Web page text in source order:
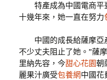
特產成為中國電商平
十幾年來，她一直在努力
中國的成長給薩摩亞
不少丈夫阻止了她。”薩
里納先容，今甜心花園朝
麗果汁廣受包養網中國花